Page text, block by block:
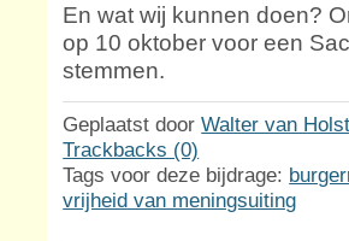
En wat wij kunnen doen?
op 10 oktober voor een
stemmen.
Geplaatst doorWalter van
Trackbacks (0)
Tags voor deze bijdrage:
vrijheid van meningsuiting